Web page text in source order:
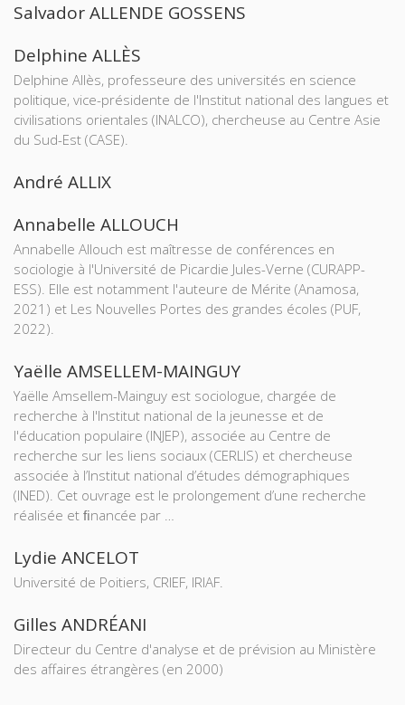
Salvador ALLENDE GOSSENS
Delphine ALLÈS
Delphine Allès, professeure des universités en science
politique, vice-présidente de l'Institut national des langues et
civilisations orientales (INALCO), chercheuse au Centre Asie
du Sud-Est (CASE).
André ALLIX
Annabelle ALLOUCH
Annabelle Allouch est maîtresse de conférences en
sociologie à l'Université de Picardie Jules-Verne (CURAPP-
ESS). Elle est notamment l'auteure de Mérite (Anamosa,
2021) et Les Nouvelles Portes des grandes écoles (PUF,
2022).
Yaëlle AMSELLEM-MAINGUY
Yaëlle Amsellem-Mainguy est sociologue, chargée de
recherche à l'Institut national de la jeunesse et de
l'éducation populaire (INJEP), associée au Centre de
recherche sur les liens sociaux (CERLIS) et chercheuse
associée à l’Institut national d’études démographiques
(INED). Cet ouvrage est le prolongement d’une recherche
réalisée et ﬁnancée par …
Lydie ANCELOT
Université de Poitiers, CRIEF, IRIAF.
Gilles ANDRÉANI
Directeur du Centre d'analyse et de prévision au Ministère
des affaires étrangères (en 2000)